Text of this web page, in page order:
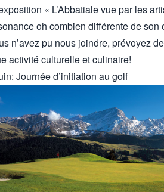
« L’Abbatiale vue par les
oh combien différente de
n’avez pu nous joindre, prévoyez
activité culturelle et culinaire!
Journée d’initiation au golf